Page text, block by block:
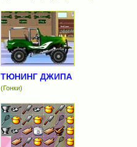
ТЮНИНГ ДЖИПА
(Гонки)